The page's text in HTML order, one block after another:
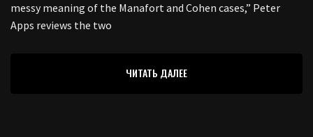
messy meaning of the Manafort and Cohen cases,” Peter
Apps reviews the two
ЧИТАТЬ ДАЛЕЕ